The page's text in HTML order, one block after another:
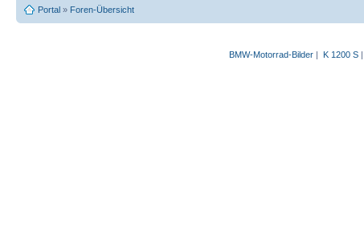
Portal » Foren-Übersicht
BMW-Motorrad-Bilder| K 1200 S|